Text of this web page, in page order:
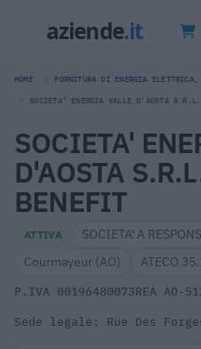
HOME FORNITURA DI ENERGIA
SOCIETA' ENERGIA VALLE D'AOSTA
SOCIETA'
D'AOSTA
BENEFIT
ATTIVA
SOCIETA' A
Courmayeur (AO)
ATECO
P.IVA 00196480073REA AO-
Sede legale: Rue Des